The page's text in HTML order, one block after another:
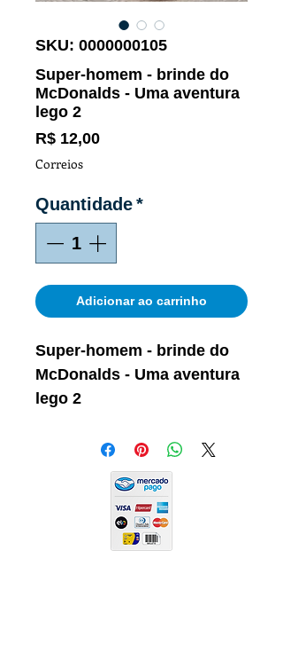
SKU: 0000000105
Super-homem - brinde do
McDonalds - Uma aventura
lego 2
R$ 12,00Preço
Correios
Quantidade*
Adicionar ao carrinho
Super-homem - brinde do
McDonalds - Uma aventura
lego 2